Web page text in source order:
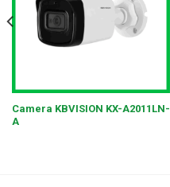
Camera KBVISION KX-A2011LN-
A